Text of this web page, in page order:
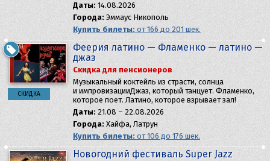
Даты: 14.08.2026
Города: Эммаус Никополь
Купить билеты: от 166 до 201 шек.
СКИДКА
Феерия латино — Фламенко — латино —
джаз
Скидка для пенсионеров
Музыкальный коктейль из страсти, солнца
и импровизацииДжаз, который танцует. Фламенко,
которое поет. Латино, которое взрывает зал!
Даты: 21.08 – 22.08.2026
Города: Хайфа, Латрун
Купить билеты: от 106 до 176 шек.
Новогодний фестиваль Super Jazz